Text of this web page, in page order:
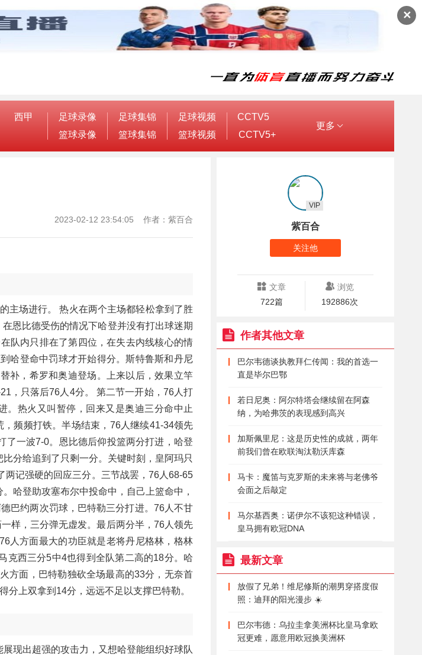
✕
西甲
足球录像
篮球录像
足球集锦
篮球集锦
足球视频
篮球视频
CCTV5
CCTV5+
更多
2023-02-12 23:54:05 作者：紫百合
主场进行。 热火在两个主场都轻松拿到了胜
恩比德受伤的情况下哈登并没有打出球迷期
队内只排在了第四位，在失去内线核心的情
哈登命中罚球才开始得分。斯特鲁斯和丹尼
补，希罗和奥迪登场。上来以后，效果立竿
，只落后76人4分。 第二节一开始，76人打
。热火又叫暂停，回来又是奥迪三分命中止
频频打铁。半场结束，76人继续41-34领先
了一波7-0。恩比德后仰投篮两分打进，哈登
分给追到了只剩一分。关键时刻，皇阿玛只
记强硬的回应三分。三节战罢，76人68-65
哈登助攻塞布尔中投命中，自己上篮命中，
巴约两次罚球，巴特勒三分打进。76人不甘
样，三分弹无虚发。最后两分半，76人领先
人方面最大的功臣就是老将丹尼格林，格林
克西三分5中4也得到全队第二高的18分。哈
方面，巴特勒独砍全场最高的33分，无奈首
上双拿到14分，远远不足以支撑巴特勒。
现出超强的攻击力，又想哈登能组织好球队
紫百合
VIP
关注他
文章
722篇
浏览
192886次
作者其他文章
巴尔韦德谈执教拜仁传闻：我的首选一
直是毕尔巴鄂
若日尼奥：阿尔特塔会继续留在阿森
纳，为哈弗茨的表现感到高兴
加斯佩里尼：这是历史性的成就，两年
前我们曾在欧联淘汰勒沃库森
马卡：魔笛与克罗斯的未来将与老佛爷
会面之后敲定
马尔基西奥：诺伊尔不该犯这种错误，
皇马拥有欧冠DNA
最新文章
放假了兄弟！维尼修斯的潮男穿搭度假
照：迪拜的阳光漫步 ☀️
巴尔韦德：乌拉圭拿美洲杯比皇马拿欧
冠更难，愿意用欧冠换美洲杯